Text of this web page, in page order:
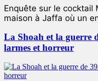
Enquête sur le cocktail
maison à Jaffa où un
La Shoah et la guerre
larmes et horreur